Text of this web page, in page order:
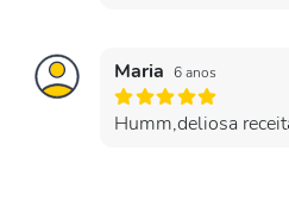
Maria 6 anos
Humm,deliosa